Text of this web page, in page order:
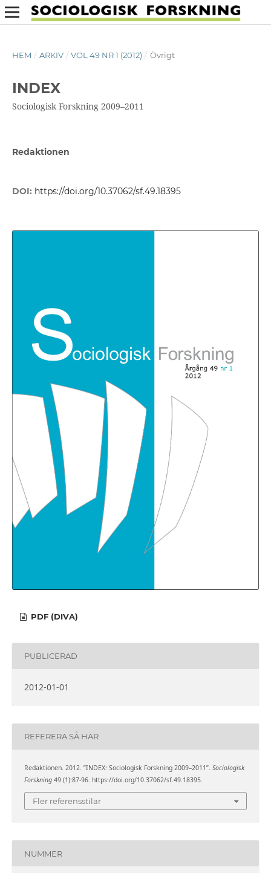
HEM / ARKIV / VOL 49 NR 1 (2012) / Övrigt
INDEX
Sociologisk Forskning 2009–2011
Redaktionen
DOI: https://doi.org/10.37062/sf.49.18395
PDF (DIVA)
PUBLICERAD
2012-01-01
REFERERA SÅ HÄR
Redaktionen. 2012. ”INDEX: Sociologisk Forskning 2009–2011”. Sociologisk
Forskning49 (1):87-96. https://doi.org/10.37062/sf.49.18395.
Fler referensstilar
NUMMER